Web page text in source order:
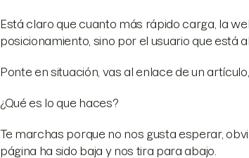
Está claro que cuanto más rápido carga, la
posicionamiento, sino por el usuario que está
Ponte en situación, vas al enlace de un
¿Qué es lo que haces?
Te marchas porque no nos gusta esperar,
página ha sido baja y nos tira para abajo.